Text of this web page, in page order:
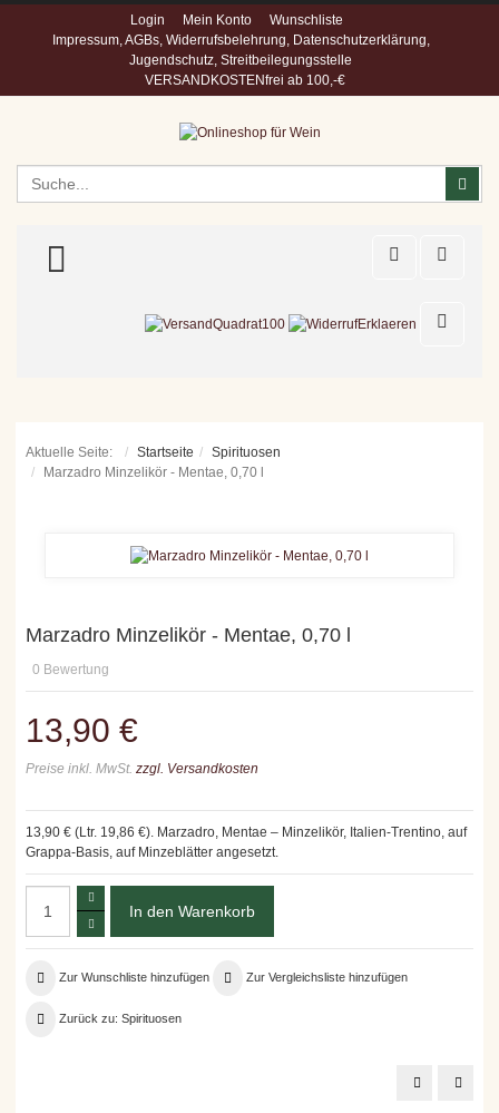
Login Mein Konto
Wunschliste
Impressum, AGBs, Widerrufsbelehrung, Datenschutzerklärung,
Jugendschutz, Streitbeilegungsstelle
VERSANDKOSTENfrei ab 100,-€
TOGGLE MENU
Aktuelle Seite: Startseite
Spirituosen
Marzadro Minzelikör - Mentae, 0,70 l
Marzadro Minzelikör - Mentae, 0,70 l
0 Bewertung
13,90 €
Preise inkl. MwSt. zzgl. Versandkosten
13,90 € (Ltr. 19,86 €). Marzadro, Mentae – Minzelikör, Italien-Trentino, auf
Grappa-Basis, auf Minzeblätter angesetzt.
Zur Wunschliste hinzufügen Zur Vergleichsliste hinzufügen
Zurück zu: Spirituosen
Fattoria